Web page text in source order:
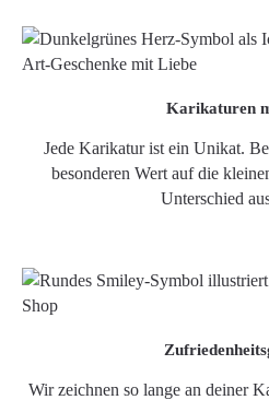
Karikaturen
Jede Karikatur ist ein Unikat.
besonderen Wert auf die
Unterschied
Wir zeichnen so lange an deiner